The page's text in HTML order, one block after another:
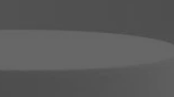
Haut Longevity